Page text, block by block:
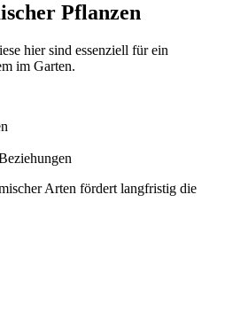
Pflanzen
hier sind essenziell für ein
im Garten.
Arten fördert langfristig die